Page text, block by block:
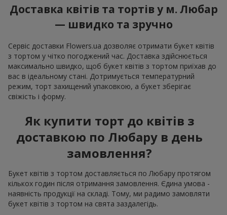
Доставка квітів та тортів у м. Любар
— швидко та зручно
Сервіс доставки Flowers.ua дозволяє отримати букет квітів
з тортом у чітко погоджений час. Доставка здійснюється
максимально швидко, щоб букет квітів з тортом приїхав до
вас в ідеальному стані. Дотримується температурний
режим, торт захищений упаковкою, а букет зберігає
свіжість і форму.
Як купити торт до квітів з
доставкою по Любару в день
замовлення?
Букет квітів з тортом доставляється по Любару протягом
кількох годин після отримання замовлення. Єдина умова -
наявність продукції на складі. Тому, ми радимо замовляти
букет квітів з тортом на свята заздалегідь.